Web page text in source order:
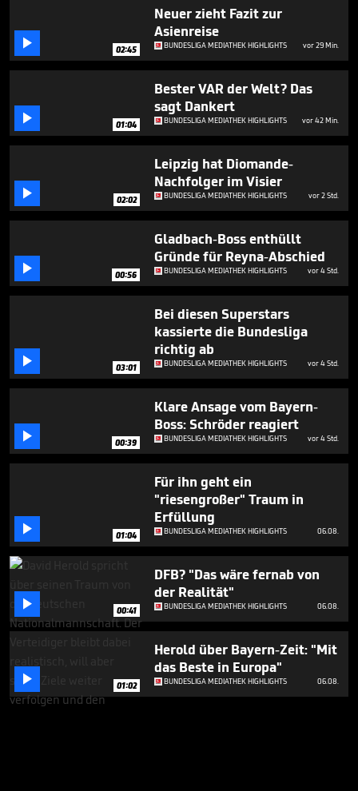
seconds
 02:45
Neuer zieht Fazit zur
Asienreise
BUNDESLIGA MEDIATHEK HIGHLIGHTS vor 29 Min.
 01:04
Bester VAR der Welt? Das
sagt Dankert
BUNDESLIGA MEDIATHEK HIGHLIGHTS vor 42 Min.
 02:02
Leipzig hat Diomande-
Nachfolger im Visier
BUNDESLIGA MEDIATHEK HIGHLIGHTS vor 2 Std.
 00:56
Gladbach-Boss enthüllt
Gründe für Reyna-Abschied
BUNDESLIGA MEDIATHEK HIGHLIGHTS vor 4 Std.
 03:01
Bei diesen Superstars
kassierte die Bundesliga
richtig ab
BUNDESLIGA MEDIATHEK HIGHLIGHTS vor 4 Std.
 00:39
Klare Ansage vom Bayern-
Boss: Schröder reagiert
BUNDESLIGA MEDIATHEK HIGHLIGHTS vor 4 Std.
 01:04
Für ihn geht ein
"riesengroßer" Traum in
Erfüllung
BUNDESLIGA MEDIATHEK HIGHLIGHTS 06.08.
 00:41
DFB? "Das wäre fernab von
der Realität"
BUNDESLIGA MEDIATHEK HIGHLIGHTS 06.08.
 01:02
Herold über Bayern-Zeit: "Mit
das Beste in Europa"
BUNDESLIGA MEDIATHEK HIGHLIGHTS 06.08.